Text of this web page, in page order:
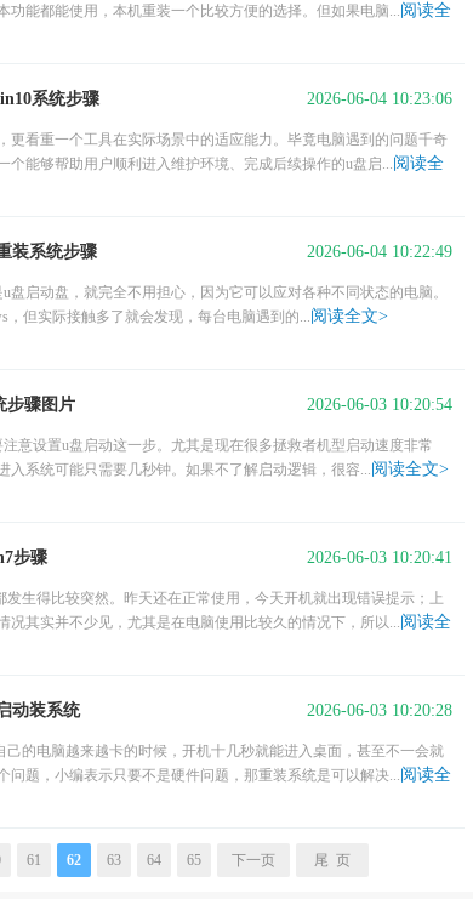
能都能使用，本机重装一个比较方便的选择。但如果电脑...阅读全
2026-06-04 10:23:06
系统步骤
更看重一个工具在实际场景中的适应能力。毕竟电脑遇到的问题千奇
能够帮助用户顺利进入维护环境、完成后续操作的u盘启...阅读全
2026-06-04 10:22:49
装系统步骤
启动盘，就完全不用担心，因为它可以应对各种不同状态的电脑。
但实际接触多了就会发现，每台电脑遇到的...阅读全文>
2026-06-03 10:20:54
步骤图片
意设置u盘启动这一步。尤其是现在很多拯救者机型启动速度非常
系统可能只需要几秒钟。如果不了解启动逻辑，很容...阅读全文>
2026-06-03 10:20:41
步骤
生得比较突然。昨天还在正常使用，今天开机就出现错误提示；上
其实并不少见，尤其是在电脑使用比较久的情况下，所以...阅读全
2026-06-03 10:20:28
动装系统
的电脑越来越卡的时候，开机十几秒就能进入桌面，甚至不一会就
题，小编表示只要不是硬件问题，那重装系统是可以解决...阅读全
61 62 63 64 65 下一页 尾 页